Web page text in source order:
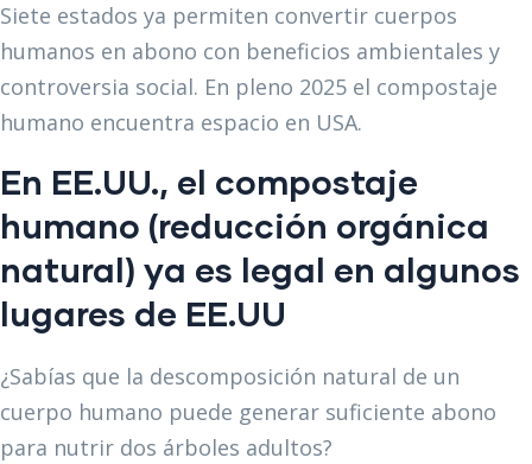
Siete estados ya permiten convertir cuerpos
humanos en abono con beneficios ambientales y
controversia social. En pleno 2025 el compostaje
humano encuentra espacio en USA.
En EE.UU., el compostaje
humano (reducción orgánica
natural) ya es legal en algunos
lugares de EE.UU
¿Sabías que la descomposición natural de un
cuerpo humano puede generar suficiente abono
para nutrir dos árboles adultos?